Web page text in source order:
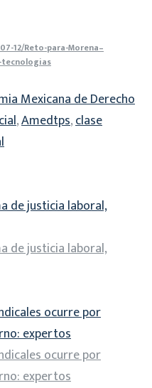
12/Reto-para-Morena–
tecnologias
Mexicana de Derecho
,Amedtps,clase
de justicia laboral,
de justicia laboral,
ocurre por
expertos
ocurre por
expertos